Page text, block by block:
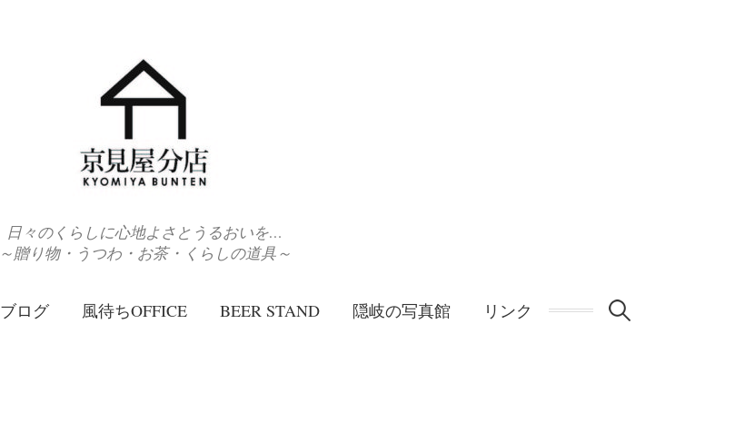
日々のくらしに心地よさとうるおいを…
～贈り物・うつわ・お茶・くらしの道具～
ブログ 風待ちOFFICE BEER STAND 隠岐の写真館 リンク 検